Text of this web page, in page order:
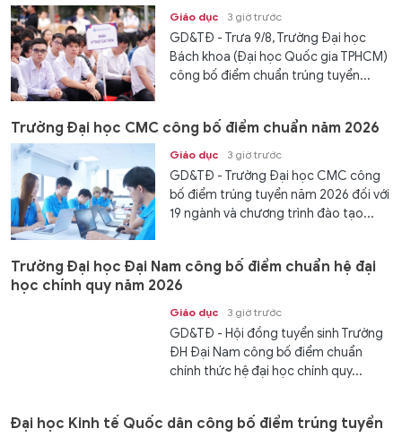
Giáo dục 3 giờ trước
GD&TĐ - Trưa 9/8, Trường Đại học
Bách khoa (Đại học Quốc gia TPHCM)
công bố điểm chuẩn trúng tuyển...
Trường Đại học CMC công bố điểm chuẩn năm 2026
Giáo dục 3 giờ trước
GD&TĐ - Trường Đại học CMC công
bố điểm trúng tuyển năm 2026 đối với
19 ngành và chương trình đào tạo...
Trường Đại học Đại Nam công bố điểm chuẩn hệ đại
học chính quy năm 2026
Giáo dục 3 giờ trước
GD&TĐ - Hội đồng tuyển sinh Trường
ĐH Đại Nam công bố điểm chuẩn
chính thức hệ đại học chính quy...
Đại học Kinh tế Quốc dân công bố điểm trúng tuyển